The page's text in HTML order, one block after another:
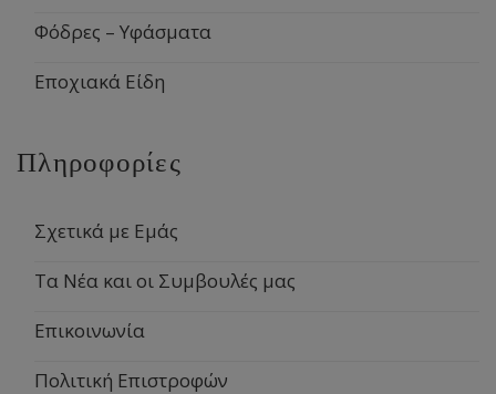
Φόδρες – Υφάσματα
Εποχιακά Είδη
Πληροφορίες
Σχετικά με Εμάς
Τα Νέα και οι Συμβουλές μας
Επικοινωνία
Πολιτική Επιστροφών